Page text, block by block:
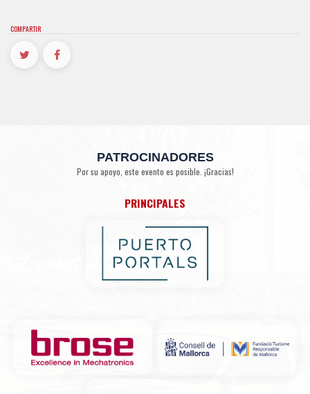
COMPARTIR
PATROCINADORES
Por su apoyo, este evento es posible. ¡Gracias!
PRINCIPALES